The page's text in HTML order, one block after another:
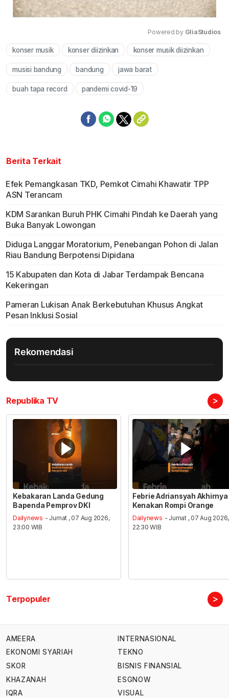
Mute
Powered by GliaStudios
konser musik konser diizinkan konser musik diizinkan
musisi bandung bandung jawa barat
buah tapa record pandemi covid-19
Berita Terkait
Efek Pemangkasan TKD, Pemkot Cimahi Khawatir TPP
ASN Terancam
KDM Sarankan Buruh PHK Cimahi Pindah ke Daerah yang
Buka Banyak Lowongan
Diduga Langgar Moratorium, Penebangan Pohon di Jalan
Riau Bandung Berpotensi Dipidana
15 Kabupaten dan Kota di Jabar Terdampak Bencana
Kekeringan
Pameran Lukisan Anak Berkebutuhan Khusus Angkat
Pesan Inklusi Sosial
Rekomendasi
Republika TV >
Kebakaran Landa Gedung
Bapenda Pemprov DKI
Dailynews - Jumat , 07 Aug 2026,
23:00 WIB
Febrie Adriansyah Akhirnya
Kenakan Rompi Orange
Dailynews - Jumat , 07 Aug 2026,
22:30 WIB
Terpopuler >
AMEERA
EKONOMI SYARIAH
SKOR
KHAZANAH
IQRA
INTERNASIONAL
TEKNO
BISNIS FINANSIAL
ESGNOW
VISUAL